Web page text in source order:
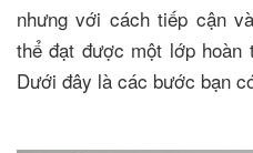
nhưng với cách tiếp cận
thể đạt được một lớp
Dưới đây là các bước bạn